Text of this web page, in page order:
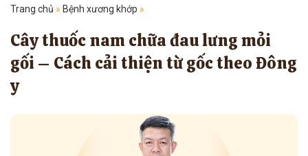
Trang chủ » Bệnh xương khớp »
Cây thuốc nam chữa đau lưng mỏi
gối – Cách cải thiện từ gốc theo Đông
y